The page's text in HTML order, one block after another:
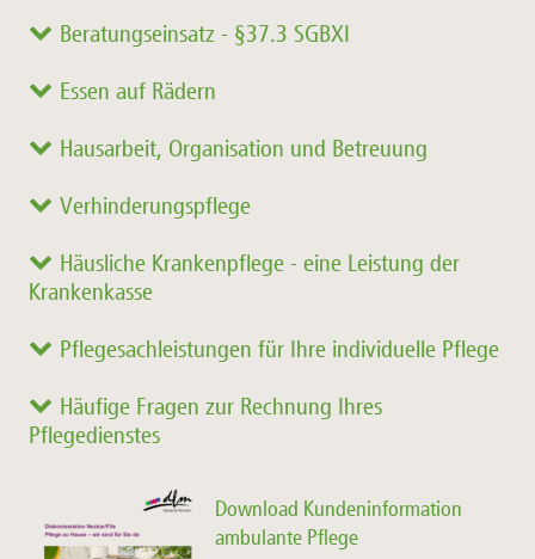
Beratungseinsatz - §37.3 SGBXI
Essen auf Rädern
Hausarbeit, Organisation und Betreuung
Verhinderungspflege
Häusliche Krankenpflege - eine Leistung der
Krankenkasse
Pflegesachleistungen für Ihre individuelle Pflege
Häufige Fragen zur Rechnung Ihres
Pflegedienstes
Download Kundeninformation
ambulante Pflege